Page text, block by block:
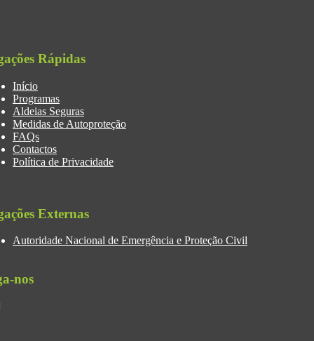
Rápidas
Início
Programas
Aldeias Seguras
Medidas de Autoproteção
FAQs
Contactos
Política de Privacidade
Externas
Autoridade Nacional de Emergência e Proteção Civil
nos